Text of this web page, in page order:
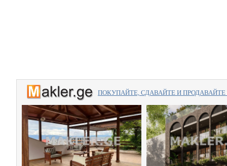
ПОКУПАЙТЕ, СДАВАЙТЕ И ПРОДАВАЙТЕ